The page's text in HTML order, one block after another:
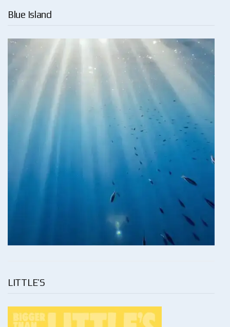
Blue Island
LITTLE’S